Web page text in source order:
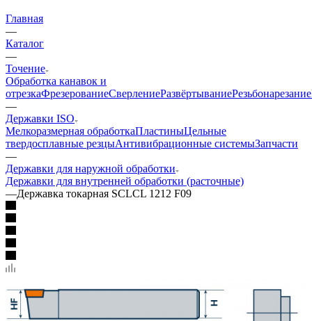
Главная
—
Каталог
—
Точение
Обработка канавок и
отрезкаФрезерованиеСверлениеРазвёртываниеРезьбонарезание
—
Державки ISO
Мелкоразмерная обработкаПластиныЦельные
твердосплавные резцыАнтивибрационные системыЗапчасти
—
Державки для наружной обработки
Державки для внутренней обработки (расточные)
—Державка токарная SCLCL 1212 F09